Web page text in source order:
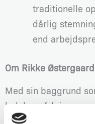
traditionelle
dårlig
end
Om Rikke Østergaard
Med sin baggrund
ledelsesrådgiver og
specialiseret sig i